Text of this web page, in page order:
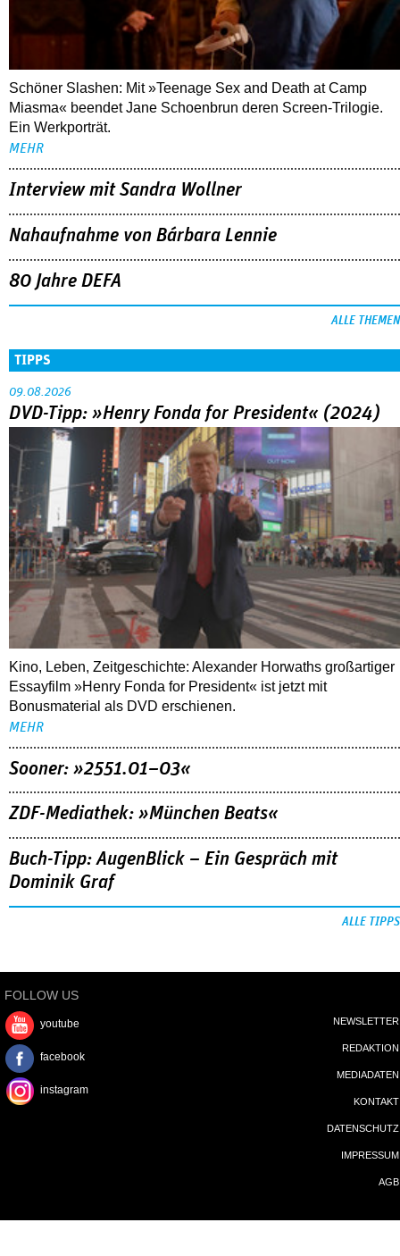
Schöner Slashen: Mit »Teenage Sex and Death at Camp
Miasma« beendet Jane Schoenbrun deren Screen-Trilogie.
Ein Werkporträt.
MEHR
Interview mit Sandra Wollner
Nahaufnahme von Bárbara Lennie
80 Jahre DEFA
ALLE THEMEN
TIPPS
09.08.2026
DVD-Tipp: »Henry Fonda for President« (2024)
Kino, Leben, Zeitgeschichte: Alexander Horwaths großartiger
Essayfilm »Henry Fonda for President« ist jetzt mit
Bonusmaterial als DVD erschienen.
MEHR
Sooner: »2551.01–03«
ZDF-Mediathek: »München Beats«
Buch-Tipp: AugenBlick – Ein Gespräch mit
Dominik Graf
ALLE TIPPS
FOLLOW US
youtube
facebook
instagram
NEWSLETTER
REDAKTION
MEDIADATEN
KONTAKT
DATENSCHUTZ
IMPRESSUM
AGB